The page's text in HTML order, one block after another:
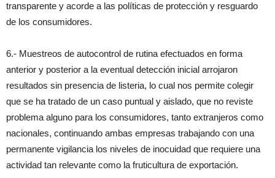
transparente y acorde a las políticas de protección y resguardo
de los consumidores.
6.- Muestreos de autocontrol de rutina efectuados en forma
anterior y posterior a la eventual detección inicial arrojaron
resultados sin presencia de listeria, lo cual nos permite colegir
que se ha tratado de un caso puntual y aislado, que no reviste
problema alguno para los consumidores, tanto extranjeros como
nacionales, continuando ambas empresas trabajando con una
permanente vigilancia los niveles de inocuidad que requiere una
actividad tan relevante como la fruticultura de exportación.